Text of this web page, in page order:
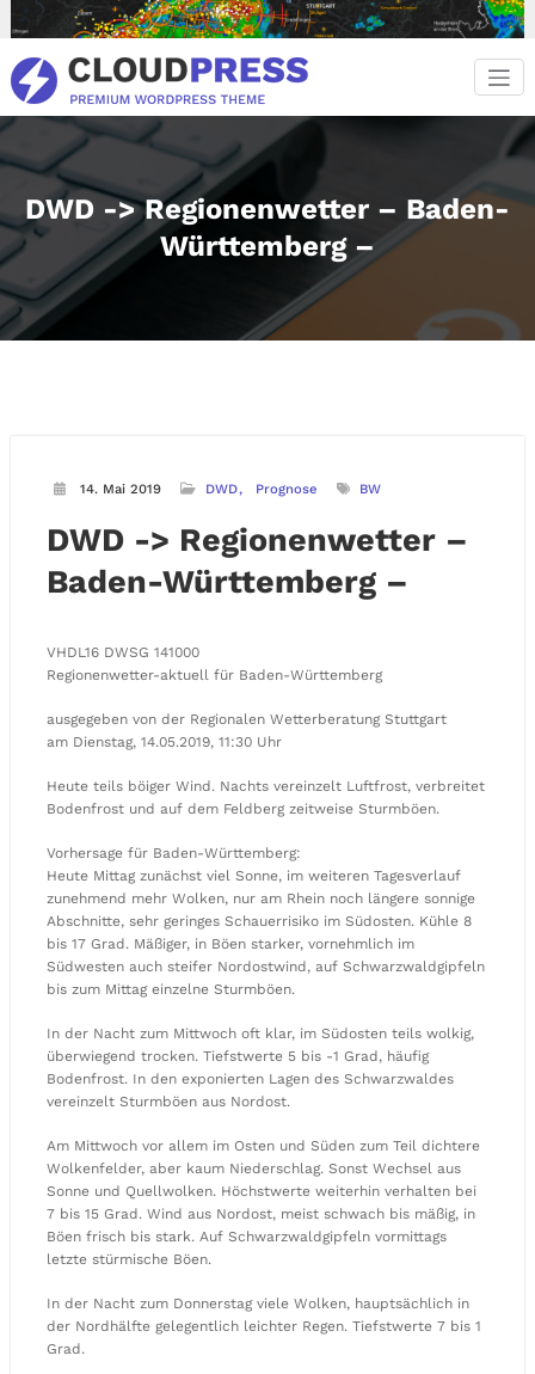
Inhalt
springen
DWD -> Regionenwetter – Baden-
Württemberg –
14. Mai 2019 DWD Prognose BW
DWD -> Regionenwetter –
Baden-Württemberg –
VHDL16 DWSG 141000
Regionenwetter-aktuell für Baden-Württemberg
ausgegeben von der Regionalen Wetterberatung Stuttgart
am Dienstag, 14.05.2019, 11:30 Uhr
Heute teils böiger Wind. Nachts vereinzelt Luftfrost, verbreitet
Bodenfrost und auf dem Feldberg zeitweise Sturmböen.
Vorhersage für Baden-Württemberg:
Heute Mittag zunächst viel Sonne, im weiteren Tagesverlauf
zunehmend mehr Wolken, nur am Rhein noch längere sonnige
Abschnitte, sehr geringes Schauerrisiko im Südosten. Kühle 8
bis 17 Grad. Mäßiger, in Böen starker, vornehmlich im
Südwesten auch steifer Nordostwind, auf Schwarzwaldgipfeln
bis zum Mittag einzelne Sturmböen.
In der Nacht zum Mittwoch oft klar, im Südosten teils wolkig,
überwiegend trocken. Tiefstwerte 5 bis -1 Grad, häufig
Bodenfrost. In den exponierten Lagen des Schwarzwaldes
vereinzelt Sturmböen aus Nordost.
Am Mittwoch vor allem im Osten und Süden zum Teil dichtere
Wolkenfelder, aber kaum Niederschlag. Sonst Wechsel aus
Sonne und Quellwolken. Höchstwerte weiterhin verhalten bei
7 bis 15 Grad. Wind aus Nordost, meist schwach bis mäßig, in
Böen frisch bis stark. Auf Schwarzwaldgipfeln vormittags
letzte stürmische Böen.
In der Nacht zum Donnerstag viele Wolken, hauptsächlich in
der Nordhälfte gelegentlich leichter Regen. Tiefstwerte 7 bis 1
Grad.